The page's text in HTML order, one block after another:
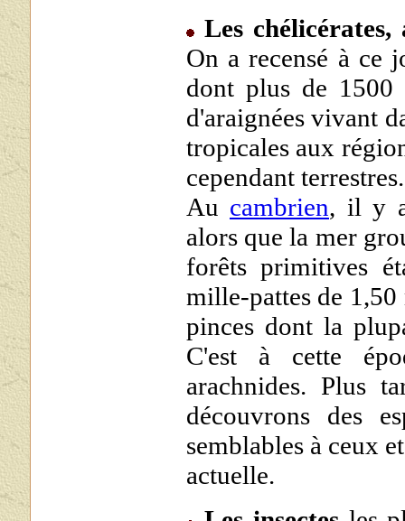
Les chélicérates,
On a recensé à ce
dont plus de 1500
d'araignées vivant
tropicales aux
cependant terrestres.
Au cambrien, il y
alors que la mer
forêts primitives
mille-pattes de
pinces dont la
C'est à cette
arachnides. Plus
découvrons des
semblables à ceux
actuelle.